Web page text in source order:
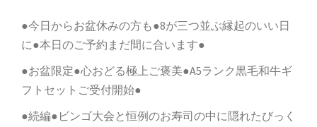
●今日からお盆休みの方も●8が三つ並ぶ縁起のいい日
に●本日のご予約まだ間に合います●
●お盆限定●心おどる極上ご褒美●A5ランク黒毛和牛ギ
フトセットご受付開始●
●続編●ビンゴ大会と恒例のお寿司の中に隠れたびっく